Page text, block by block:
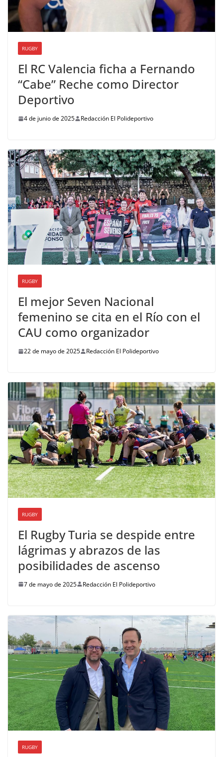
RUGBY
El RC Valencia ficha a Fernando
“Cabe” Reche como Director
Deportivo
4 de junio de 2025 Redacción El Polideportivo
RUGBY
El mejor Seven Nacional
femenino se cita en el Río con el
CAU como organizador
22 de mayo de 2025 Redacción El Polideportivo
RUGBY
El Rugby Turia se despide entre
lágrimas y abrazos de las
posibilidades de ascenso
7 de mayo de 2025 Redacción El Polideportivo
RUGBY